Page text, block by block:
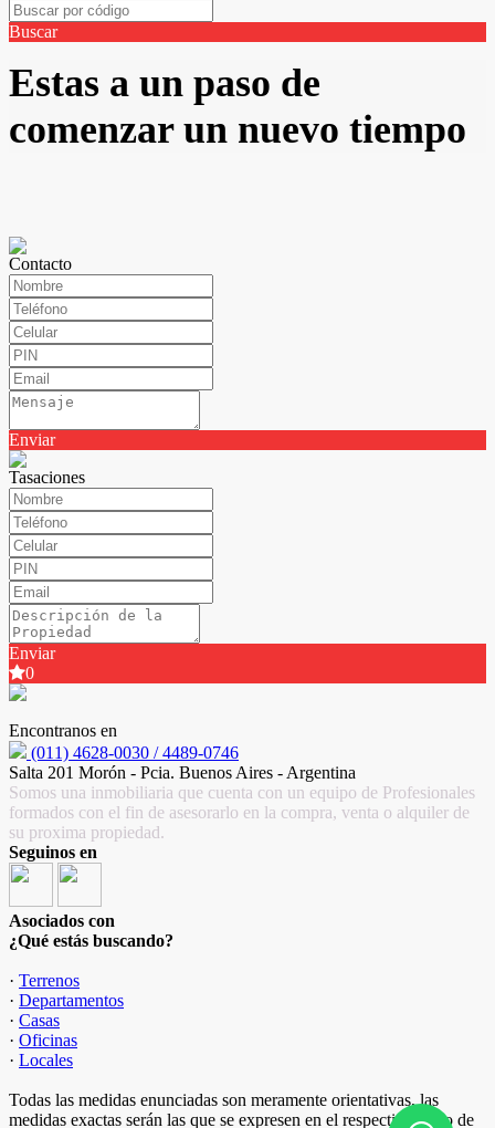
Buscar
Estas a un paso de
comenzar un nuevo tiempo
Contacto
Enviar
Tasaciones
Enviar
0
Encontranos en
(011) 4628-0030 / 4489-0746
Salta 201 Morón - Pcia. Buenos Aires - Argentina
Somos una inmobiliaria que cuenta con un equipo de Profesionales
formados con el fin de asesorarlo en la compra, venta o alquiler de
su proxima propiedad.
Seguinos en
Asociados con
¿Qué estás buscando?
· Terrenos
· Departamentos
· Casas
· Oficinas
· Locales
Todas las medidas enunciadas son meramente orientativas, las
medidas exactas serán las que se expresen en el respectivo título de